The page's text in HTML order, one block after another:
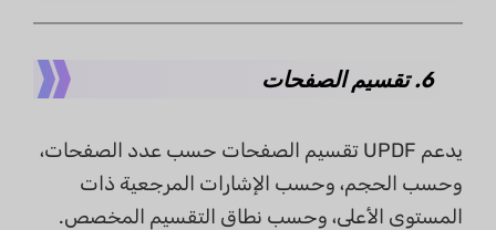
6. تقسيم الصفحات
يدعم UPDF تقسيم الصفحات حسب عدد الصفحات،
وحسب الحجم، وحسب الإشارات المرجعية ذات
المستوى الأعلى، وحسب نطاق التقسيم المخصص.